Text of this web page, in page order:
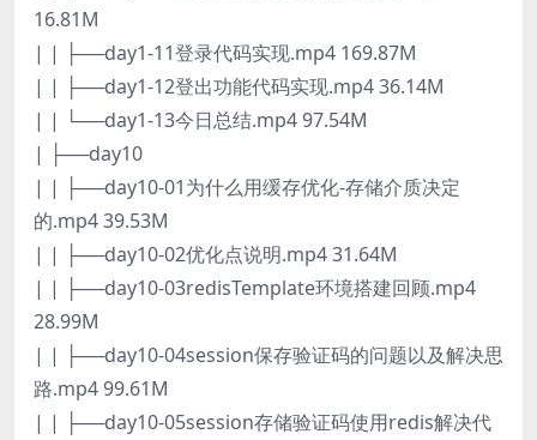
16.81M
| | ├──day1-11登录代码实现.mp4 169.87M
| | ├──day1-12登出功能代码实现.mp4 36.14M
| | └──day1-13今日总结.mp4 97.54M
| ├──day10
| | ├──day10-01为什么用缓存优化-存储介质决定
的.mp4 39.53M
| | ├──day10-02优化点说明.mp4 31.64M
| | ├──day10-03redisTemplate环境搭建回顾.mp4
28.99M
| | ├──day10-04session保存验证码的问题以及解决思
路.mp4 99.61M
| | ├──day10-05session存储验证码使用redis解决代